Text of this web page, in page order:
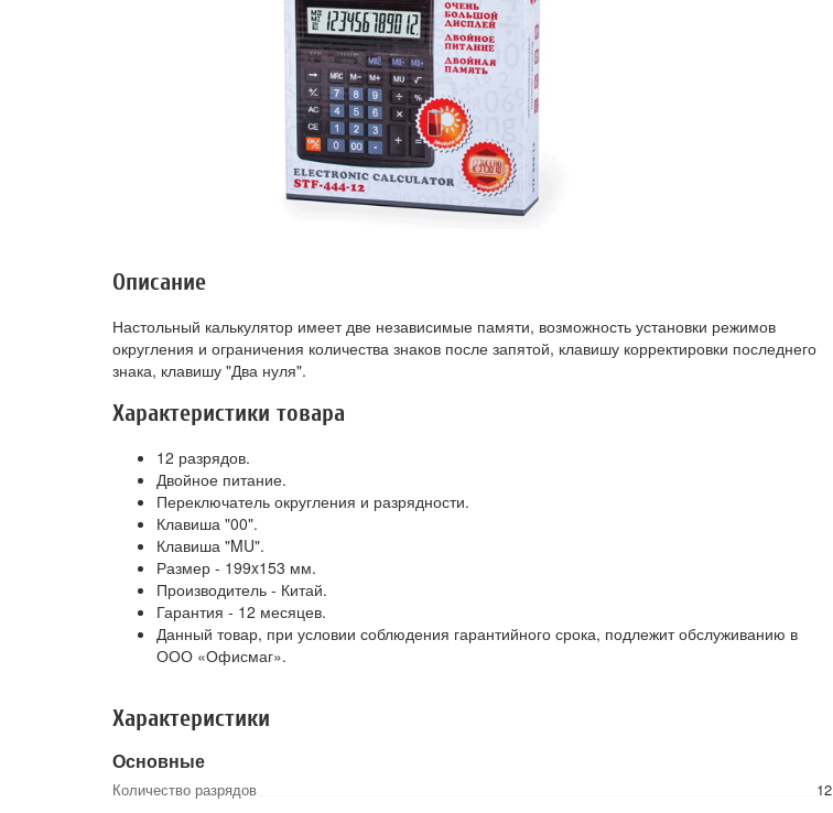
Описание
Настольный калькулятор имеет две независимые памяти, возможность установки режимов
округления и ограничения количества знаков после запятой, клавишу корректировки последнего
знака, клавишу "Два нуля".
Характеристики товара
12 разрядов.
Двойное питание.
Переключатель округления и разрядности.
Клавиша "00".
Клавиша "MU".
Размер - 199x153 мм.
Производитель - Китай.
Гарантия - 12 месяцев.
Данный товар, при условии соблюдения гарантийного срока, подлежит обслуживанию в
ООО «Офисмаг».
Характеристики
Основные
Количество разрядов 12